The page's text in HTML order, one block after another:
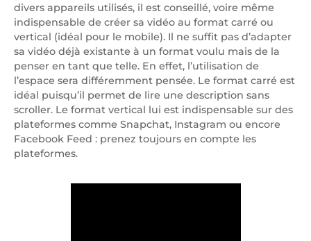
divers appareils utilisés, il est conseillé, voire même
indispensable de créer sa vidéo au format carré ou
vertical (idéal pour le mobile). Il ne suffit pas d’adapter
sa vidéo déjà existante à un format voulu mais de la
penser en tant que telle. En effet, l’utilisation de
l’espace sera différemment pensée. Le format carré est
idéal puisqu’il permet de lire une description sans
scroller. Le format vertical lui est indispensable sur des
plateformes comme Snapchat, Instagram ou encore
Facebook Feed : prenez toujours en compte les
plateformes.